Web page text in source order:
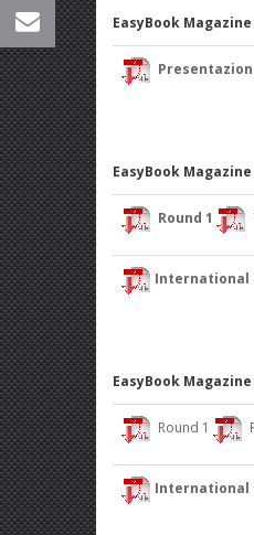
EasyBook Magazine
EasyBook Magazine
Round 1
International
EasyBook Magazine
Round 1
International